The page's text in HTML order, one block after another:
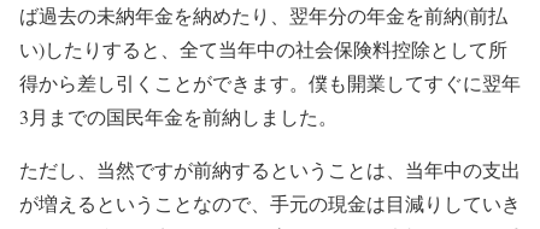
ば過去の未納年金を納めたり、翌年分の年金を前納(前払
い)したりすると、全て当年中の社会保険料控除として所
得から差し引く ことができます。僕も開業してすぐに翌年
3月までの国民年金を前納しました。
ただし、当然ですが前納するということは、当年中の支出
が増えるということなので、手元の現金は目減りしていき